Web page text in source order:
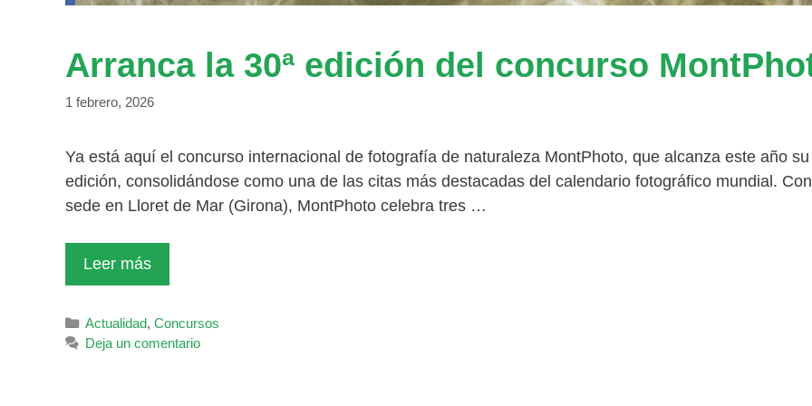
Arranca la 30ª edición del concurso
1 febrero, 2026
Ya está aquí el concurso internacional de fotografía de naturaleza MontPhoto, que alcanza este año su
edición, consolidándose como una de las citas más destacadas del calendario fotográfico mundial. Con
sede en Lloret de Mar (Girona), MontPhoto celebra tres …
Leer más
Categorías
Actualidad,Concursos
Deja un comentario